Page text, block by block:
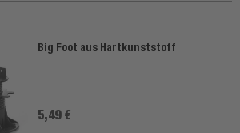
Big Foot aus Hartkunststoff
5,49 €